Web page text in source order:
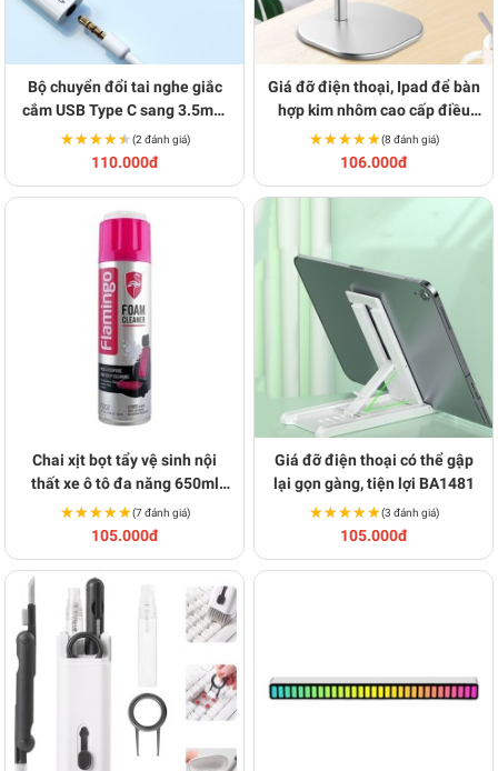
Bộ chuyển đổi tai nghe giắc
cắm USB Type C sang 3.5mm
tiện lợi BA1093
★★★★★
★★★★★(2 đánh giá)
110.000đ
Giá đỡ điện thoại, Ipad để bàn
hợp kim nhôm cao cấp điều
chỉnh được chiều cao A111
★★★★★
★★★★★(8 đánh giá)
106.000đ
Chai xịt bọt tẩy vệ sinh nội
thất xe ô tô đa năng 650ml
N261
★★★★★
★★★★★(7 đánh giá)
105.000đ
Giá đỡ điện thoại có thể gập
lại gọn gàng, tiện lợi BA1481
★★★★★
★★★★★(3 đánh giá)
105.000đ